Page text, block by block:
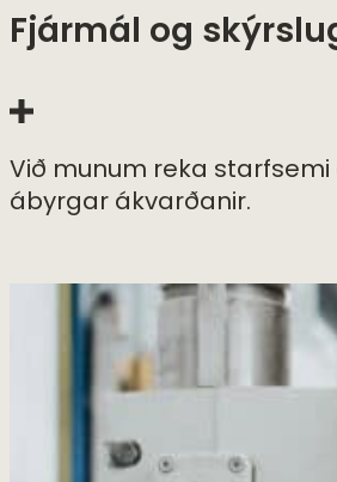
Fjármál og
Við munum reka
ábyrgar ákvarðanir.